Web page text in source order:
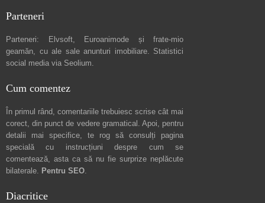
Parteneri
Parteneri: Elvsoft, Euroanimode și frate-mio
geamăn, cu ale sale anunturi imobiliare. Statistici
social media via Seolium.
Cum comentez
În primul rând, comentariile trebuiesc scrise cât mai
corect, din punct de vedere gramatical. Apoi, pentru
detalii mai specifice, te rog să consulți pagina
specială cu instrucțiuni despre cum se
comentează, asta ca să nu fie surprize neplăcute
bilaterale. Pentru SEO.
Diacritice